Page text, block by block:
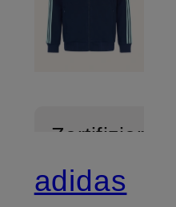
Zertifiziert
adidas